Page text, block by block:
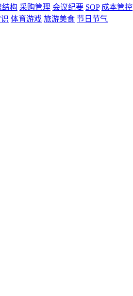
结构 采购管理 会议纪要 SOP 成本管控
体育游戏 旅游美食 节日节气